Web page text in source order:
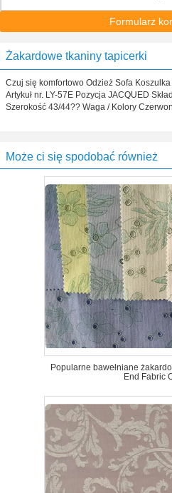
Formularz
Żakardowe tkaniny tapicerki
Czuj się komfortowo Odzież Sofa
Artykuł nr. LY-57E Pozycja JACQUED
Szerokość 43/44?? Waga / Kolory
Może ci się spodobać również
Popularne bawełniane
End Fabric